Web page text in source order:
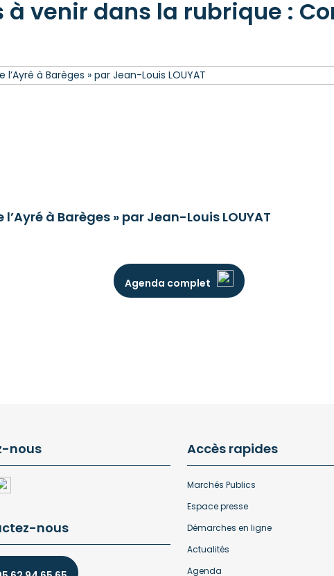
venir dans la rubrique :
à Barèges » par Jean-Louis LOUYAT
Agenda complet
nous
nous
Accès rapides
Marchés Publics
Espace presse
Démarches en ligne
Actualités
Agenda